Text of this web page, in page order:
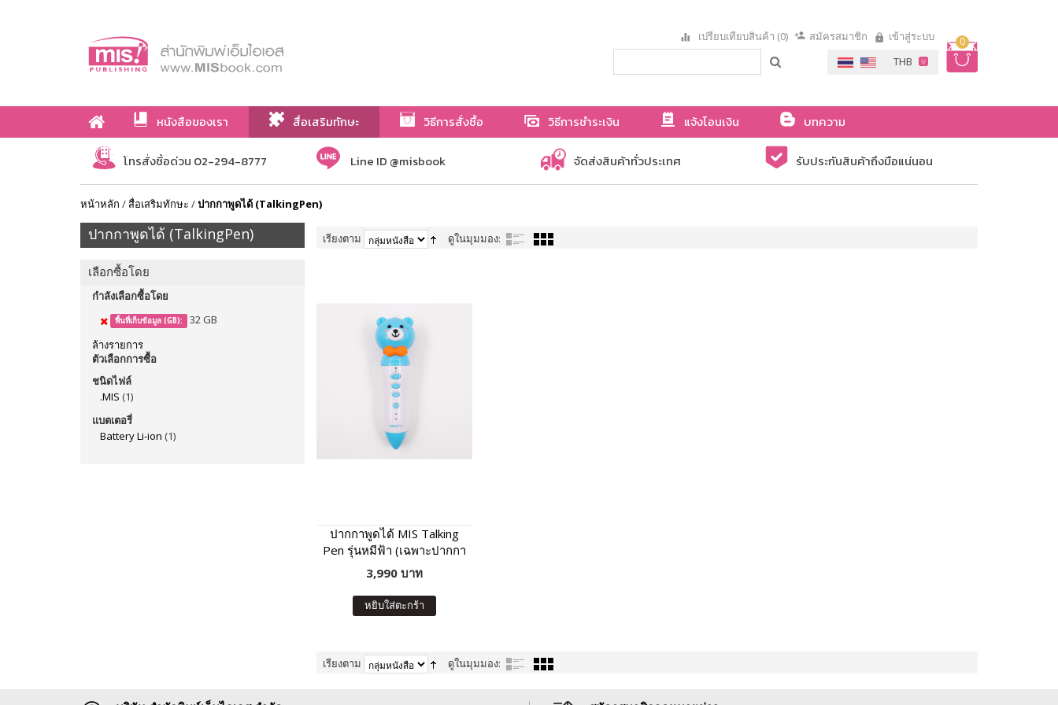
0
เปรียบเทียบสินค้า (0) สมัครสมาชิก เข้าสู่ระบบ
หนังสือของเรา สื่อเสริมทักษะ วิธีการสั่งซื้อ วิธีการชำระเงิน แจ้งโอนเงิน
บทความ
เกี่ยวกับเรา
โทรสั่งซื้อด่วน 02-294-8777 Line ID @misbook จัดส่งสินค้าทั่วประเทศ รับประกันสินค้าถึงมือแน่นอน
หน้าหลัก /สื่อเสริมทักษะ /ปากกาพูดได้ (TalkingPen)
ปากกาพูดได้ (TalkingPen)
เลือกซื้อโดย
กำลังเลือกซื้อโดย
พื้นที่เก็บข้อมูล (GB):
32 GB
ล้างรายการ
ตัวเลือกการซื้อ
ชนิดไฟล์
.MIS (1)
แบตเตอรี่
Battery Li-ion (1)
เรียงตาม ดูในมุมมอง:
ปากกาพูดได้ MIS Talking
Pen รุ่นหมีฟ้า (เฉพาะปากกา
พูดได้ ไม่มีหนังสือในชุด)
3,990 บาท
หยิบใส่ตะกร้า
เรียงตาม ดูในมุมมอง: